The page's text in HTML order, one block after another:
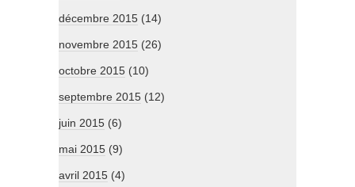
décembre 2015 (14)
novembre 2015 (26)
octobre 2015 (10)
septembre 2015 (12)
juin 2015 (6)
mai 2015 (9)
avril 2015 (4)